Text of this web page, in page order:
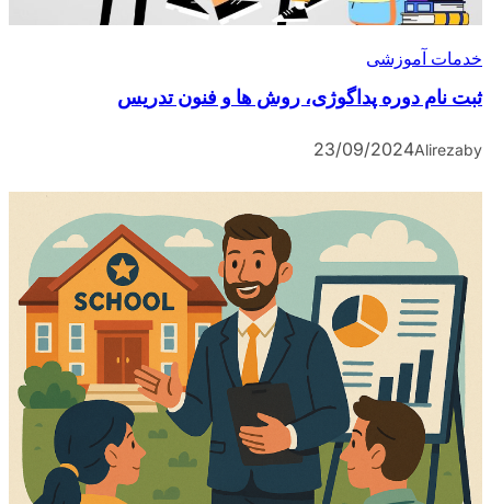
دوره پداگوژی، روش ها و فنون تدریس
23/09/2024